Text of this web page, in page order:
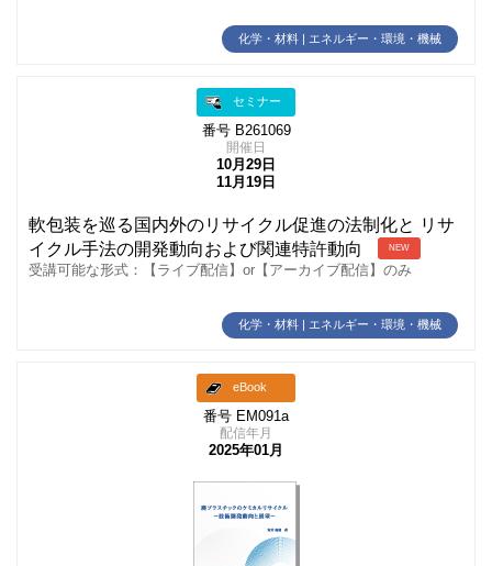
化学・材料 | エネルギー・環境・機械
セミナー
番号 B261069
開催日
10月29日
11月19日
軟包装を巡る国内外のリサイクル促進の法制化と リサ
イクル手法の開発動向および関連特許動向
NEW
受講可能な形式：【ライブ配信】or【アーカイブ配信】のみ
化学・材料 | エネルギー・環境・機械
eBook
番号 EM091a
配信年月
2025年01月